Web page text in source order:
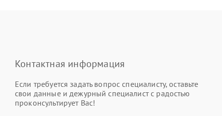
Контактная информация
Если требуется задать вопрос специалисту, оставьте
свои данные и дежурный специалист с радостью
проконсультирует Вас!